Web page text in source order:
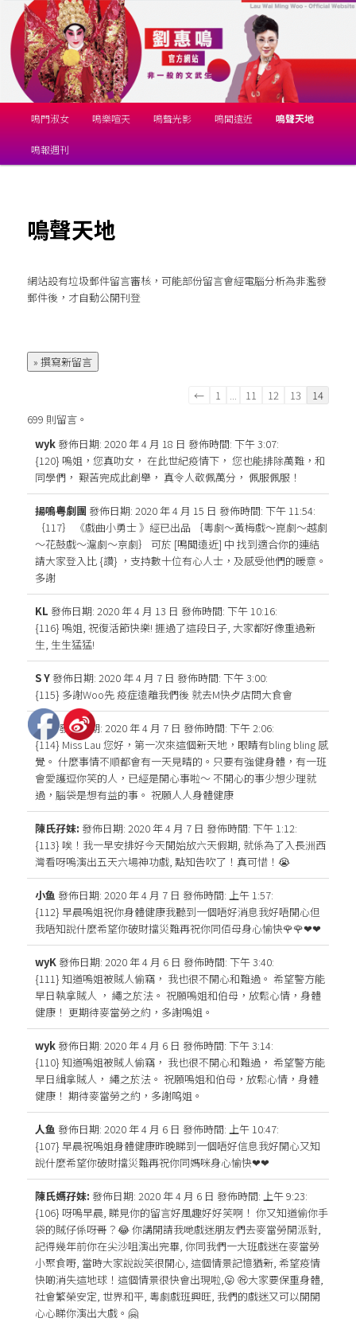
劉惠鳴官方網站
揚鳴粵劇團
單
鳴門淑女 鳴樂喧天 鳴聲光影 鳴聞遠近 鳴聲天地
鳴報週刊
鳴聲天地
網站設有垃圾郵件留言審核，可能部份留言會經電腦分析為非濫發
郵件後，才自動公開刊登
訪
言
板
清
單
導
覽
← 1 ... 11 12 13
14
699 則留言。
wyk發佈日期: 2020 年 4 月 18 日 發佈時間: 下午 3:07:
{120} 嗚姐，您真叻女， 在此世紀疫情下， 您也能排除萬難，和
同學們， 艱苦完成此創舉， 真令人敬佩萬分， 佩服佩服！
揚鳴粤劇團發佈日期: 2020 年 4 月 15 日 發佈時間: 下午 11:54:
｛117｝ 《戲曲小勇士 》經已出品 ｛粵劇〜黃梅戲〜崑劇〜越劇
〜花鼓戲〜滬劇〜京劇｝ 可於 [鳴聞遠近] 中 找到適合你的連結
請大家登入比 {讚} ，支持數十位有心人士，及感受他們的暖意。
多謝
KL發佈日期: 2020 年 4 月 13 日 發佈時間: 下午 10:16:
{116} 嗚姐, 祝復活節快樂! 捱過了這段日子, 大家都好像重過新
生, 生生猛猛!
S Y發佈日期: 2020 年 4 月 7 日 發佈時間: 下午 3:00:
{115} 多謝Woo先 疫症遠離我們後 就去M快歺店問大食會
MJR發佈日期: 2020 年 4 月 7 日 發佈時間: 下午 2:06:
{114} Miss Lau 您好，第一次來這個新天地，眼睛有bling bling 感
覺。 什麼事情不順都會有一天見晴的。只要有強健身體，有一班
會愛護逗你笑的人，已經是開心事啦～ 不開心的事少想少理就
過，腦袋是想有益的事。 祝願人人身體健康
陳氏孖妹:發佈日期: 2020 年 4 月 7 日 發佈時間: 下午 1:12:
{113} 唉！我一早安排好今天開始放六天假期, 就係為了入長洲西
灣看呀嗚演出五天六場神功戲, 點知告吹了！真可惜！😭
小鱼發佈日期: 2020 年 4 月 7 日 發佈時間: 上午 1:57:
{112} 早晨嗚姐祝你身體健康我聽到一個唔好消息我好唔開心但
我唔知說什麼希望你破財擋災難再祝你同佰母身心愉快🌹🌹❤❤
wyK發佈日期: 2020 年 4 月 6 日 發佈時間: 下午 3:40:
{111} 知道嗚姐被賊人偷竊， 我也很不開心和難過。 希望警方能
早日執拿賊人 ， 繩之於法。 祝願嗚姐和伯母，放鬆心情，身體
健康！ 更期待麥當勞之約，多謝嗚姐。
wyk發佈日期: 2020 年 4 月 6 日 發佈時間: 下午 3:14:
{110} 知道嗚姐被賊人偷竊， 我也很不開心和難過， 希望警方能
早日緝拿賊人， 繩之於法。 祝願嗚姐和伯母，放鬆心情，身體
健康！ 期待麥當勞之約，多謝呜姐。
人鱼發佈日期: 2020 年 4 月 6 日 發佈時間: 上午 10:47:
{107} 早晨祝嗚姐身體健康昨晚睇到一個唔好信息我好開心又知
說什麼希望你破財擋災難再祝你同媽咪身心愉快❤❤
陳氏媽孖妹:發佈日期: 2020 年 4 月 6 日 發佈時間: 上午 9:23:
{106} 呀嗚早晨, 睇見你的留言好風趣好好笑啊！ 你又知道偷你手
袋的賊仔係呀哥？😂 你講開請我哋戲迷朋友們去麥當勞開派對,
記得幾年前你在尖沙咀演出完畢, 你同我們一大班戲迷在麥當勞
小聚食嘢, 當時大家說說笑很開心, 這個情景記憶猶新, 希望疫情
快啲消失這地球！這個情景很快會出現啦,😛 ㊗️大家要保重身體,
社會繁榮安定, 世界和平, 粵劇戲班興旺, 我們的戲迷又可以開開
心心睇你演出大戲。🤗